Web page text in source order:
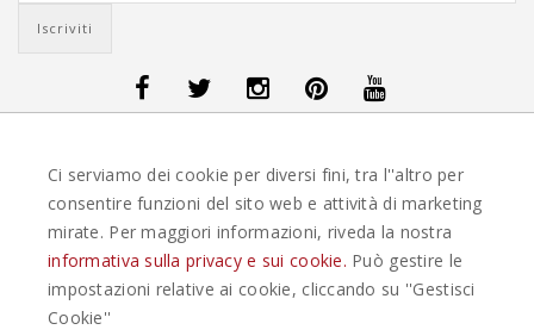
VIAGGI GUATEMALA -OFFERTE VIAGGI ISLANDA -OFFERTE VIAGGI
OFFERTE VIAGGI MAURITIUS OFFERTE VIAGGI MESSICO
OFFERTE VIAGGI NORVEGIA- OFFERTE VIAGGI PORTOGALLO-
OFFERTE VIAGGI SEYCHELLES-OFFERTE VIAGGI SPAGNA-OFFERTE
EASYWEEKS TOUR OPERATOR © 2026 COPYRIGHT EASYWEEK. TUTTI I DIRITTI
RISERVATI |
Ci serviamo dei cookie per diversi fini, tra l''altro per
consentire funzioni del sito web e attività di marketing
mirate. Per maggiori informazioni, riveda la nostra
informativa sulla privacy e sui cookie. Può gestire le
impostazioni relative ai cookie, cliccando su ''Gestisci
Cookie''